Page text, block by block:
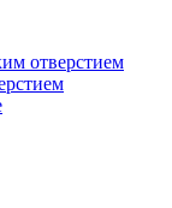
отверстием